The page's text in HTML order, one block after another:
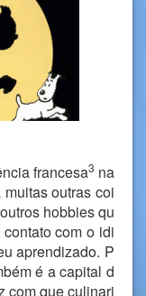
francesa3 na
outras coi
hobbies qu
com o idi
aprendizado. P
é a capital d
com que culinari